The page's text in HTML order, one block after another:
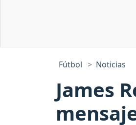
Fútbol Noticias
James